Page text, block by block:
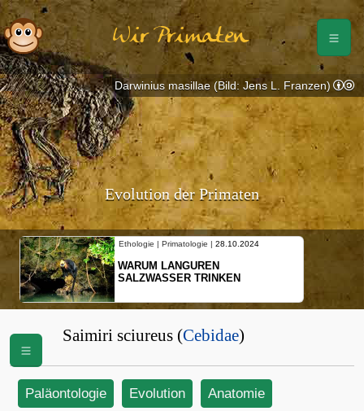
Wir Primaten
Evolution der Primaten
Ethologie | Primatologie | 28.10.2024
WARUM LANGUREN
SALZWASSER TRINKEN
Darwinius masillae (Bild: Jens L. Franzen)
Saimiri sciureus (Cebidae)
Paläontologie Evolution Anatomie